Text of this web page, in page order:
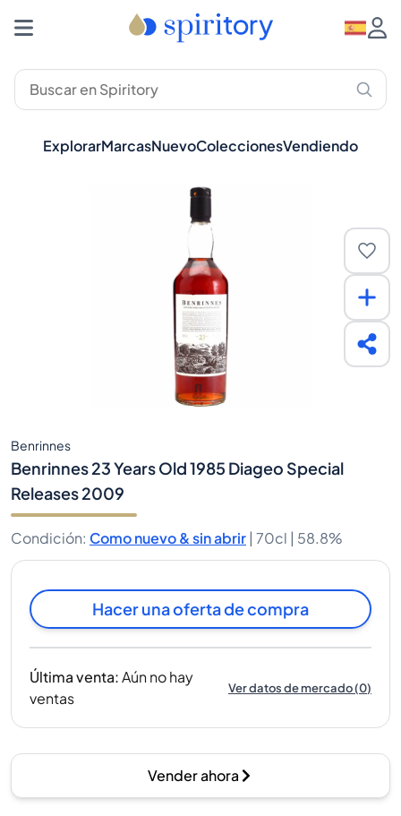
ExplorarMarcasNuevoColeccionesVendiendo
Benrinnes
Benrinnes 23 Years Old 1985 Diageo Special
Releases 2009
Condición: Como nuevo & sin abrir | 70cl | 58.8%
Hacer una oferta de compra
Última venta:Aún no hay
ventas
Ver datos de mercado(0)
Vender ahora